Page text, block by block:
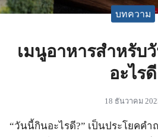
บทความ
เมนูอาหารสำหรับ
อะไรดี
18 ธันวาคม
“วันนี้กินอะไรดี?” เป็นประโยคคำ